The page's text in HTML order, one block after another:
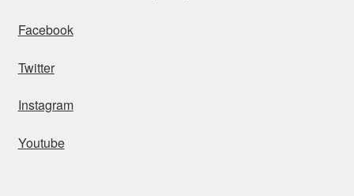
Facebook
Twitter
Instagram
Youtube